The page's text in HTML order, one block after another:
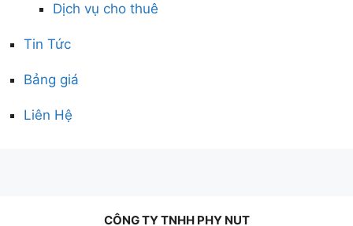
Dịch vụ cho thuê
Tin Tức
Bảng giá
Liên Hệ
CÔNG TY TNHH PHY NUT